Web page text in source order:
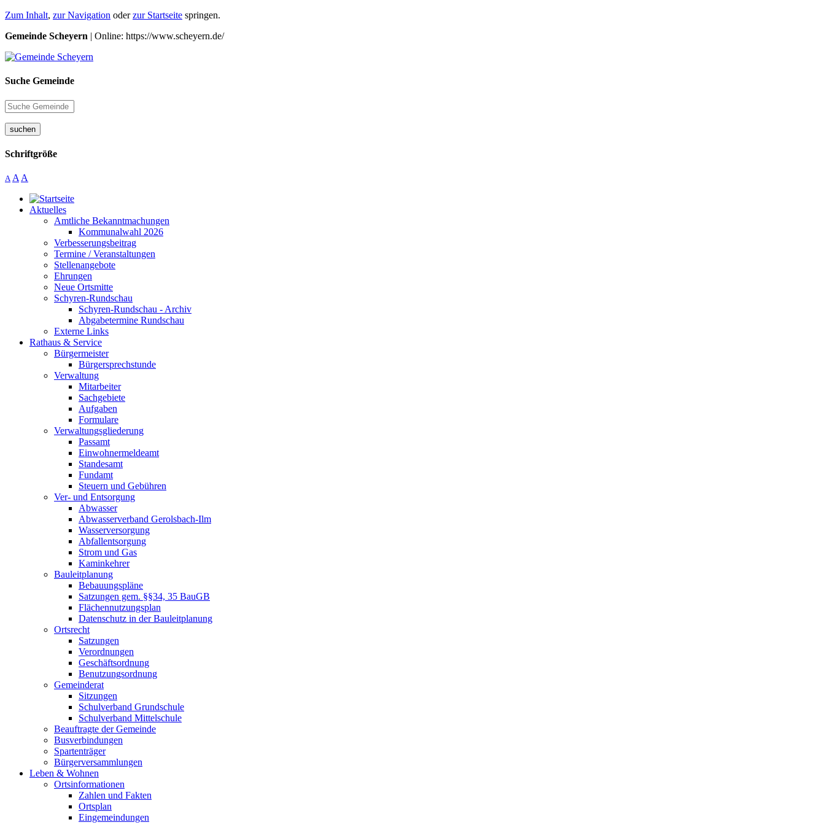
Zum Inhalt, zur Navigation oderzur Startseite springen.
Gemeinde Scheyern | Online: https://www.scheyern.de/
Suche Gemeinde
suchen
Schriftgröße
A A A
Aktuelles
Amtliche Bekanntmachungen
Kommunalwahl 2026
Verbesserungsbeitrag
Termine / Veranstaltungen
Stellenangebote
Ehrungen
Neue Ortsmitte
Schyren-Rundschau
Schyren-Rundschau - Archiv
Abgabetermine Rundschau
Externe Links
Rathaus & Service
Bürgermeister
Bürgersprechstunde
Verwaltung
Mitarbeiter
Sachgebiete
Aufgaben
Formulare
Verwaltungsgliederung
Passamt
Einwohnermeldeamt
Standesamt
Fundamt
Steuern und Gebühren
Ver- und Entsorgung
Abwasser
Abwasserverband Gerolsbach-Ilm
Wasserversorgung
Abfallentsorgung
Strom und Gas
Kaminkehrer
Bauleitplanung
Bebauungspläne
Satzungen gem. §§34, 35 BauGB
Flächennutzungsplan
Datenschutz in der Bauleitplanung
Ortsrecht
Satzungen
Verordnungen
Geschäftsordnung
Benutzungsordnung
Gemeinderat
Sitzungen
Schulverband Grundschule
Schulverband Mittelschule
Beauftragte der Gemeinde
Busverbindungen
Spartenträger
Bürgerversammlungen
Leben & Wohnen
Ortsinformationen
Zahlen und Fakten
Ortsplan
Eingemeindungen